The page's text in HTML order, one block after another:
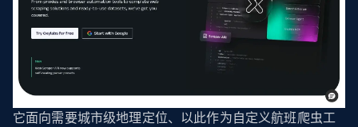
它面向需要城市级地理定位、以此作为自定义航班爬虫工